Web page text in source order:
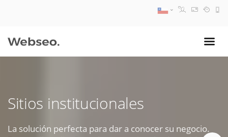
Sitios institucionales
La solución perfecta para dar a conocer su negocio.
09:30 AM A 18:30 PM
soporte@webseo.cl